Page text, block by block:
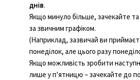
днів.
Якщо минуло більше, зачекайте
за звичним графіком.
(Наприклад, зазвичай ви
понеділок, але цього разу
Якщо можливість зробити
лише у п’ятницю – зачекайте до